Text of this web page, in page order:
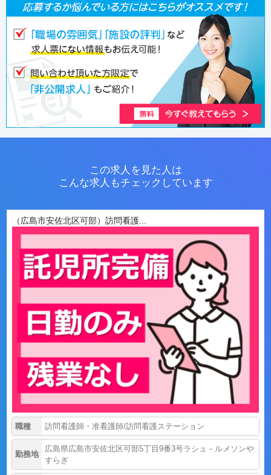
この求人を見た人は
こんな求人もチェックしています
（広島市安佐北区可部）訪問看護...
職種 訪問看護師・准看護師/訪問看護ステーション
勤務地
広島県広島市安佐北区可部5丁目9番3号ラシュ－ルメソンや
すらぎ